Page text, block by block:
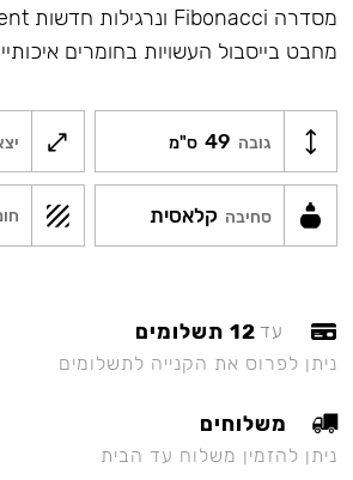
מחבט בייסבול העשויות בחומרים
גובה 49 ס"מ
סחיבה קלאסית
עד 12 תשלומים
ניתן לפרוס את הקנייה לתשלומים
משלוחים
ניתן להזמין משלוח עד הבית